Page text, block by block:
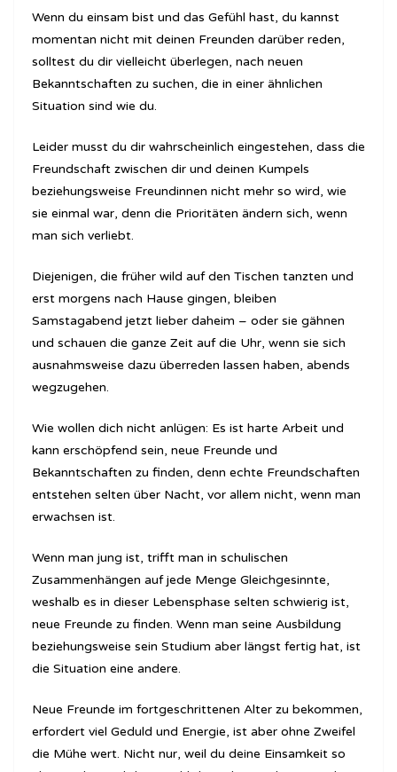
Wenn du einsam bist und das Gefühl hast, du kannst
momentan nicht mit deinen Freunden darüber reden,
solltest du dir vielleicht überlegen, nach neuen
Bekanntschaften zu suchen, die in einer ähnlichen
Situation sind wie du.
Leider musst du dir wahrscheinlich eingestehen, dass die
Freundschaft zwischen dir und deinen Kumpels
beziehungsweise Freundinnen nicht mehr so wird, wie
sie einmal war, denn die Prioritäten ändern sich, wenn
man sich verliebt.
Diejenigen, die früher wild auf den Tischen tanzten und
erst morgens nach Hause gingen, bleiben
Samstagabend jetzt lieber daheim – oder sie gähnen
und schauen die ganze Zeit auf die Uhr, wenn sie sich
ausnahmsweise dazu überreden lassen haben, abends
wegzugehen.
Wie wollen dich nicht anlügen: Es ist harte Arbeit und
kann erschöpfend sein, neue Freunde und
Bekanntschaften zu finden, denn echte Freundschaften
entstehen selten über Nacht, vor allem nicht, wenn man
erwachsen ist.
Wenn man jung ist, trifft man in schulischen
Zusammenhängen auf jede Menge Gleichgesinnte,
weshalb es in dieser Lebensphase selten schwierig ist,
neue Freunde zu finden. Wenn man seine Ausbildung
beziehungsweise sein Studium aber längst fertig hat, ist
die Situation eine andere.
Neue Freunde im fortgeschrittenen Alter zu bekommen,
erfordert viel Geduld und Energie, ist aber ohne Zweifel
die Mühe wert. Nicht nur, weil du deine Einsamkeit so